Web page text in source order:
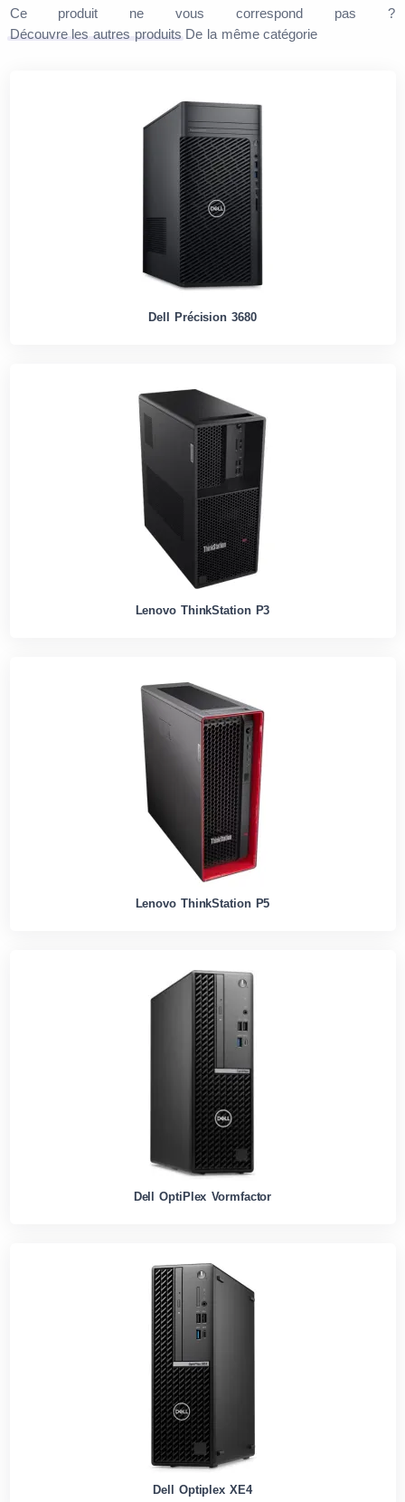
Ce produit ne vous correspond pas ?
Découvre les autres produits De la même catégorie
Dell Précision 3680
Lenovo ThinkStation P3
Lenovo ThinkStation P5
Dell OptiPlex Vormfactor
Dell Optiplex XE4